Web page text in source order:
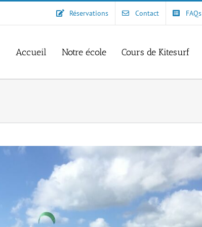
Réservations Contact FAQs
Accueil Notre école Cours de Kitesurf